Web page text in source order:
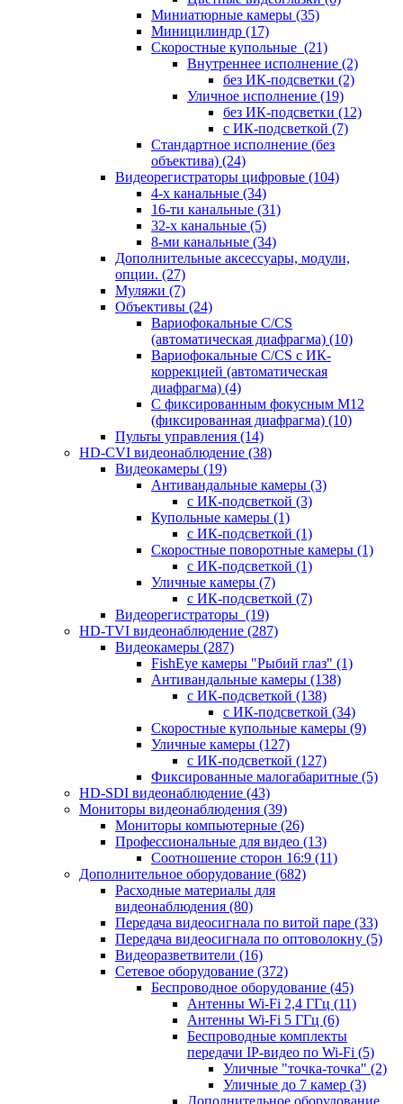
Миниатюрные камеры (35)
Миницилиндр (17)
Скоростные купольные (21)
Внутреннее исполнение (2)
без ИК-подсветки (2)
Уличное исполнение (19)
без ИК-подсветки (12)
с ИК-подсветкой (7)
Стандартное исполнение (без
объектива) (24)
Видеорегистраторы цифровые (104)
4-х канальные (34)
16-ти канальные (31)
32-х канальные (5)
8-ми канальные (34)
Дополнительные аксессуары, модули,
опции. (27)
Муляжи (7)
Объективы (24)
Вариофокальные C/CS
(автоматическая диафрагма) (10)
Вариофокальные C/CS с ИК-
коррекцией (автоматическая
диафрагма) (4)
С фиксированным фокусным М12
(фиксированная диафрагма) (10)
Пульты управления (14)
HD-CVI видеонаблюдение (38)
Видеокамеры (19)
Антивандальные камеры (3)
с ИК-подсветкой (3)
Купольные камеры (1)
с ИК-подсветкой (1)
Скоростные поворотные камеры (1)
с ИК-подсветкой (1)
Уличные камеры (7)
с ИК-подсветкой (7)
Видеорегистраторы (19)
HD-TVI видеонаблюдение (287)
Видеокамеры (287)
FishEye камеры "Рыбий глаз" (1)
Антивандальные камеры (138)
с ИК-подсветкой (138)
с ИК-подсветкой (34)
Скоростные купольные камеры (9)
Уличные камеры (127)
с ИК-подсветкой (127)
Фиксированные малогабаритные (5)
HD-SDI видеонаблюдение (43)
Мониторы видеонаблюдения (39)
Мониторы компьютерные (26)
Профессиональные для видео (13)
Соотношение сторон 16:9 (11)
Дополнительное оборудование (682)
Расходные материалы для
видеонаблюдения (80)
Передача видеосигнала по витой паре (33)
Передача видеосигнала по оптоволокну (5)
Видеоразветвители (16)
Сетевое оборудование (372)
Беспроводное оборудование (45)
Антенны Wi-Fi 2,4 ГГц (11)
Антенны Wi-Fi 5 ГГц (6)
Беспроводные комплекты
передачи IP-видео по Wi-Fi (5)
Уличные "точка-точка" (2)
Уличные до 7 камер (3)
Дополнительное оборудование